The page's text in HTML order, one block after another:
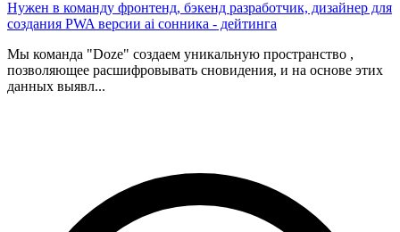
Нужен в команду фронтенд, бэкенд разработчик, дизайнер для
создания PWA версии ai сонника - дейтинга
Мы команда "Doze" создаем уникальную пространство ,
позволяющее расшифровывать сновидения, и на основе этих
данных выявл...